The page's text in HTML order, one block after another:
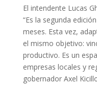
El intendente Lucas
“Es la segunda
meses. Esta vez,
el mismo objetivo:
productivo. Es un
empresas locales y
gobernador Axel